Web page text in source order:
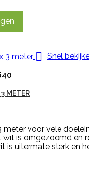
 Snel
METER
meter voor vele
wit is omgezoomd en
is uitermate sterk en